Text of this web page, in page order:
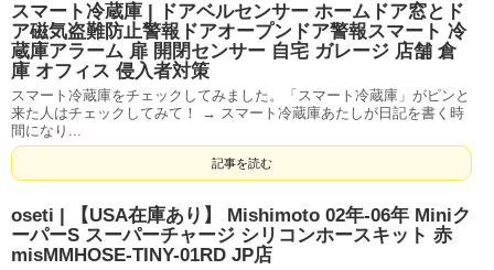
スマート冷蔵庫 | ドアベルセンサー ホームドア窓とド
ア磁気盗難防止警報ドアオープンドア警報スマート 冷
蔵庫アラーム 扉 開閉センサー 自宅 ガレージ 店舗 倉
庫 オフィス 侵入者対策
スマート冷蔵庫をチェックしてみました。「スマート冷蔵庫」がピンと
来た人はチェックしてみて！ → スマート冷蔵庫あたしが日記を書く時
間になり...
記事を読む
oseti | 【USA在庫あり】 Mishimoto 02年-06年 Miniク
ーパーS スーパーチャージ シリコンホースキット 赤
misMMHOSE-TINY-01RD JP店